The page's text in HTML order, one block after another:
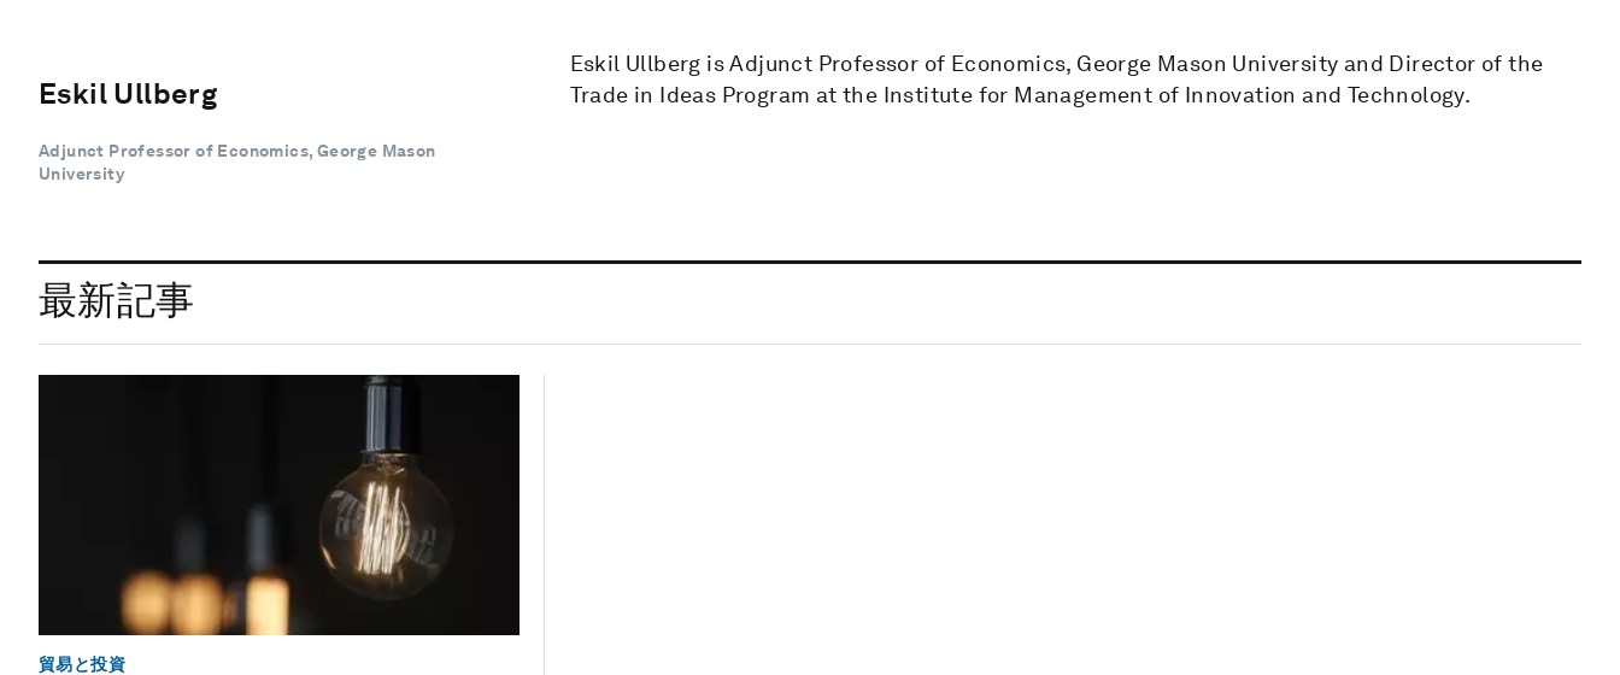
Eskil Ullberg
Adjunct Professor of Economics, George Mason
University
Eskil Ullberg is Adjunct Professor of Economics, George Mason University and Director of the
Trade in Ideas Program at the Institute for Management of Innovation and Technology.
最新記事
貿易と投資